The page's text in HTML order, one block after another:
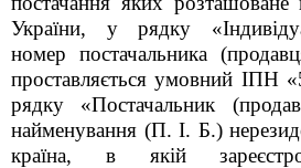
України, у рядку
номер постачальника
проставляється умовний ІПН
рядку «Постачальник
найменування (П. І. Б.)
країна, в якій